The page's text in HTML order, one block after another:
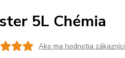
5L Chémia
Ako ma hodnotia zákazníci